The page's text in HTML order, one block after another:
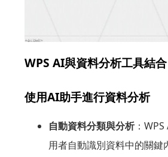
WPS AI與資料分析工具結合
使用AI助手進行資料分析
自動資料分類與分析：WPS
用者自動識別資料中的關鍵